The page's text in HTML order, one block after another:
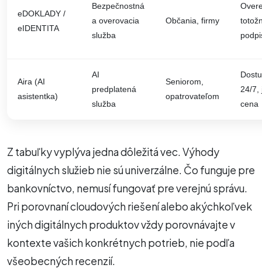
eDOKLADY /
eIDENTITA
Bezpečnostná
a overovacia
služba
Občania, firmy
Aira (AI
asistentka)
AI
predplatená
služba
Seniorom,
opatrovateľom
24/7,
cena
Z tabuľky vyplýva jedna dôležitá vec. Výhody
digitálnych služieb nie sú univerzálne. Čo funguje pre
bankovníctvo, nemusí fungovať pre verejnú správu.
Pri porovnaní cloudových riešení alebo akýchkoľvek
iných digitálnych produktov vždy porovnávajte v
kontexte vašich konkrétnych potrieb, nie podľa
všeobecných recenzií.